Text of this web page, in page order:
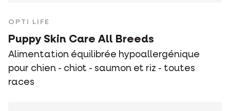
OPTI LIFE
Puppy Skin Care All Breeds
Alimentation équilibrée hypoallergénique
pour chien - chiot - saumon et riz - toutes
races